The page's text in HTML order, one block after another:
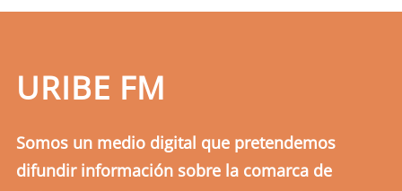
URIBE FM
Somos un medio digital que pretendemos
difundir información sobre la comarca de